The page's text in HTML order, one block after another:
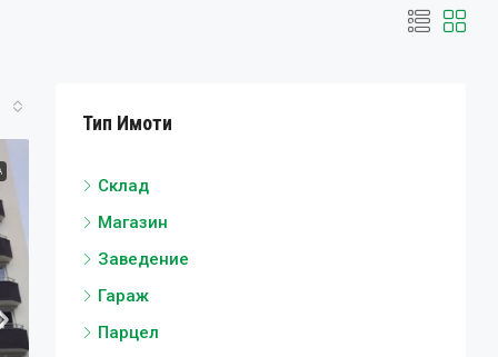
Тип Имоти
Склад
Магазин
Заведение
Гараж
Парцел